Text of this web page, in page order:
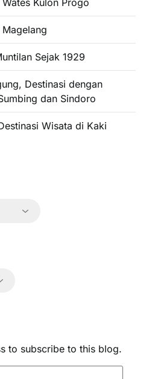
Kulon Progo
Sejak 1929
Destinasi dengan
dan Sindoro
Wisata di Kaki
to subscribe to this blog.